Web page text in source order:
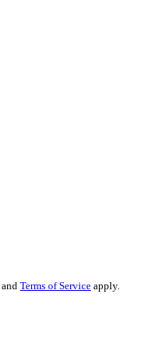
and Terms of Service apply.